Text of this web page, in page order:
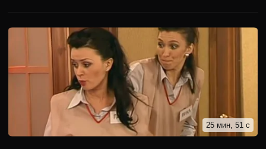
25 мин, 51 с